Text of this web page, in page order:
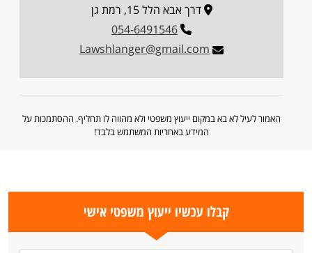
דרך אבא הלל 15, רמת גן
054-6491546
Lawshlanger@gmail.com
האמור לעיל לא בא במקום ייעוץ משפטי ולא מהווה לו תחליף. ההסתמכות על
המידע באחריות המשתמש בלבד!
קבלו עכשיו ייעוץ משפטי אישי